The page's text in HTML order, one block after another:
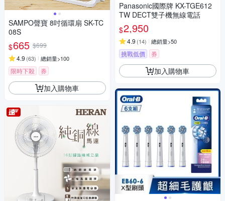
SAMPO聲寶 8吋循環扇 SK-TC
08S
$665 $699
4.9 (63) 總銷量>100
限時下殺 券
加入購物車
Panasonic國際牌 KX-TGE612
TW DECT雙子機無線電話
$2,950
4.9 (14) 總銷量>50
挑戰低價 券
加入購物車